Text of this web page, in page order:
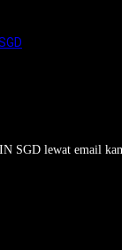
SGD lewat email